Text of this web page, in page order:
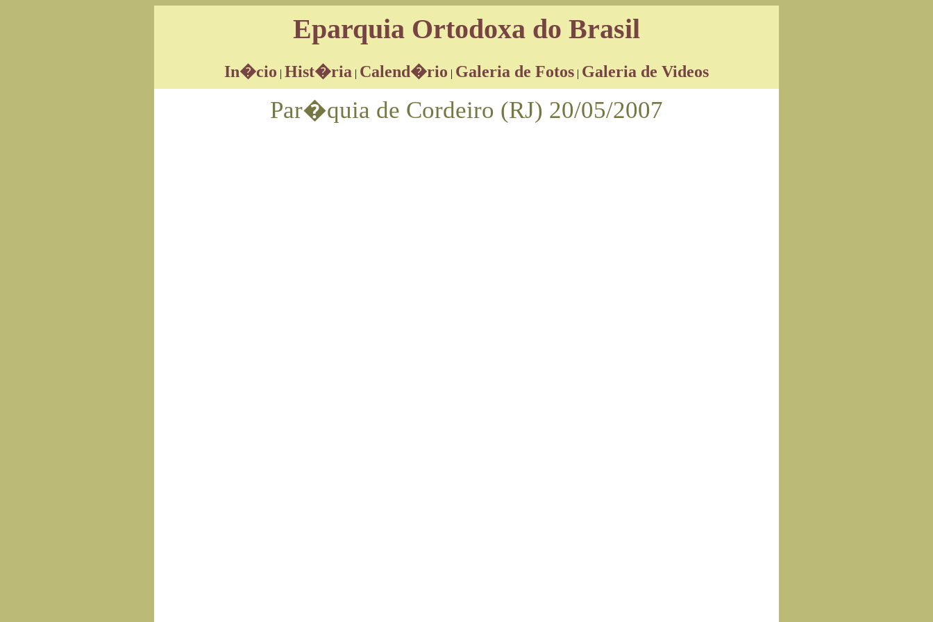
Eparquia Ortodoxa do Brasil
In�cio | Hist�ria | Calend�rio | Galeria de Fotos | Galeria de Videos
Par�quia de Cordeiro (RJ) 20/05/2007